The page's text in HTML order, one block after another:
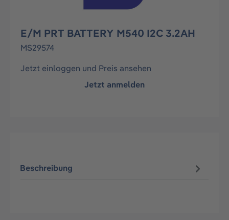
E/M PRT BATTERY M540 I2C 3.2AH
MS29574
Jetzt einloggen und Preis ansehen
Jetzt anmelden
Beschreibung